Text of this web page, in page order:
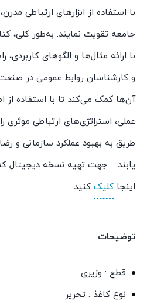
با استفاده از ابزارهای ارتباطی
جامعه تقویت نمایند. به‌طور کلی،
با ارائه مثال‌ها و الگوهای کاربردی،
و کارشناسان روابط عمومی در
آن‌ها کمک می‌کند تا با استفاده از
عملی، استراتژی‌های ارتباطی موثری
طریق به بهبود عملکرد سازمانی و
یابند. جهت تهیه نسخه دیجیتال
اینجا کلیک کنید.
توضیحات
قطع : وزیری
نوع کاغذ : تحریر